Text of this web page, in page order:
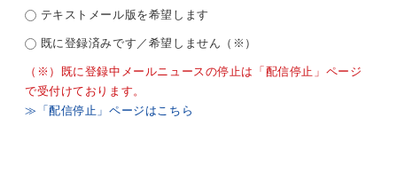
テキストメール版を希望します
既に登録済みです／希望しません（※）
（※）既に登録中メールニュースの停止は「配信停止」ページ
で受付けております。
≫「配信停止」ページはこちら